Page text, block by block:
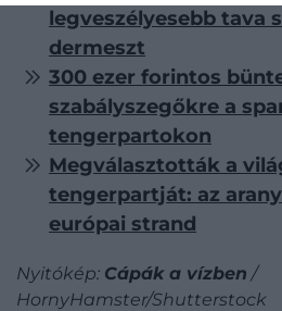
legveszélyesebb tava
dermeszt
300 ezer forintos
szabályszegőkre a
tengerpartokon
Megválasztották a
tengerpartját: az
európai strand
Nyitókép: Cápák a vízben /
HornyHamster/Shutterstock